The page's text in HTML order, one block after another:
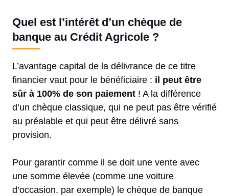
Quel est l’intérêt d’un chèque de
banque au Crédit Agricole ?
L’avantage capital de la délivrance de ce titre
financier vaut pour le bénéficiaire : il peut être
sûr à 100% de son paiement ! A la différence
d’un chèque classique, qui ne peut pas être vérifié
au préalable et qui peut être délivré sans
provision.
Pour garantir comme il se doit une vente avec
une somme élevée (comme une voiture
d’occasion, par exemple) le chèque de banque